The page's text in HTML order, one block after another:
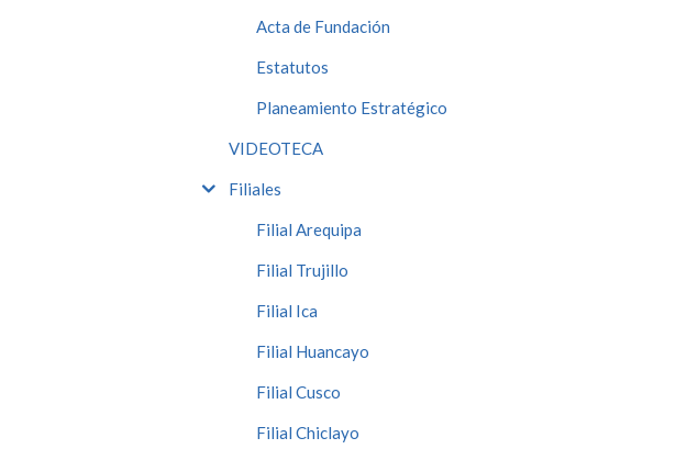
Acta de Fundación
Estatutos
Planeamiento Estratégico
VIDEOTECA
Filiales
Filial Arequipa
Filial Trujillo
Filial Ica
Filial Huancayo
Filial Cusco
Filial Chiclayo